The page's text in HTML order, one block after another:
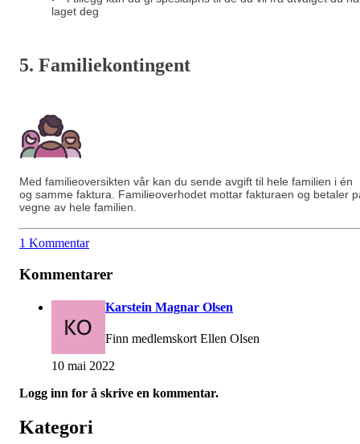
laget deg
5. Familiekontingent
Med familieoversikten vår kan du sende avgift til hele familien i én
og samme faktura. Familieoverhodet mottar fakturaen og betaler
vegne av hele familien.
1 Kommentar
Kommentarer
Karstein Magnar Olsen
Finn medlemskort Ellen Olsen
10 mai 2022
Logg inn for å skrive en kommentar.
Kategori